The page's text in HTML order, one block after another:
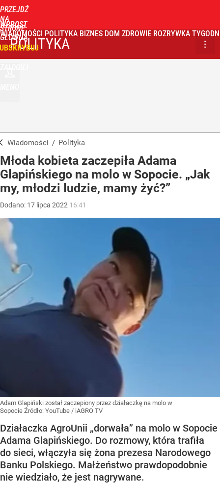
PRZEJDŹ
NA
STRONĘ
GŁÓWNĄ
WPROST
WIADOMOŚCI POLITYKA BIZNES DOM ZDROWIE ROZRYWKA
POLITYKA
Wiadomości / Polityka
Młoda kobieta zaczepiła Adama
Glapińskiego na molo w Sopocie. „Jak
my, młodzi ludzie, mamy żyć?”
Dodano: 17 lipca 2022 16:41
Adam Glapiński został zaczepiony przez działaczkę na molo w
Sopocie Źródło: YouTube / iAGRO TV
Działaczka AgroUnii „dorwała” na molo w Sopocie
Adama Glapińskiego. Do rozmowy, która trafiła
do sieci, włączyła się żona prezesa Narodowego
Banku Polskiego. Małżeństwo prawdopodobnie
nie wiedziało, że jest nagrywane.